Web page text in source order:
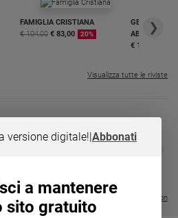
FAMIGLIA CRISTIANA
€ 104,00 € 83,00 20%
GBABY
€ 16,99
❯
Visualizza tutte le riviste
DIARIO G 2026-27
COLLANA
Visualizza tutte le collection
versione digitale!|Abbonati
a mantenere
sito gratuito